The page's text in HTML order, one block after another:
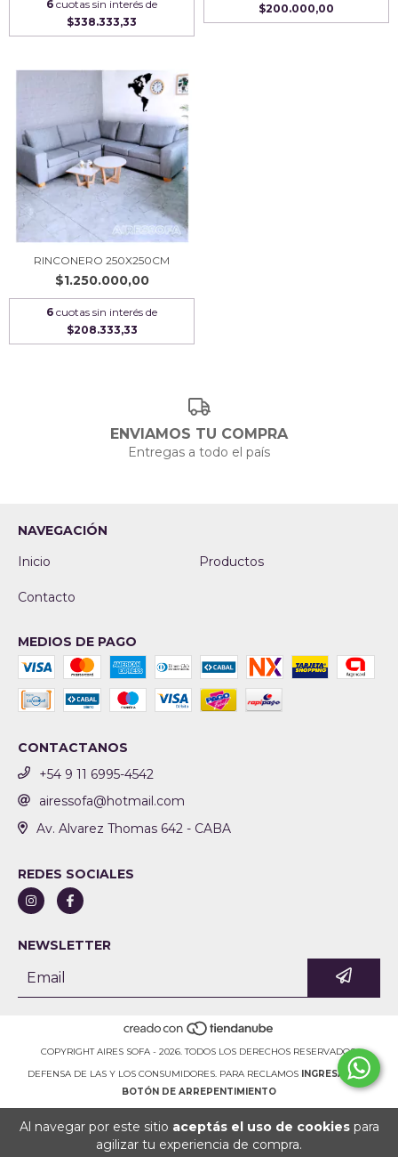
Al navegar por este sitio aceptás el uso de cookiespara
agilizar tu experiencia de compra.
6 cuotas sin interés de
$338.333,33
$200.000,00
RINCONERO 250X250CM
$1.250.000,00
6 cuotas sin interés de
$208.333,33
ENVIAMOS TU COMPRA
Entregas a todo el país
NAVEGACIÓN
Inicio
Productos
Contacto
MEDIOS DE PAGO
CONTACTANOS
+54 9 11 6995-4542
airessofa@hotmail.com
Av. Alvarez Thomas 642 - CABA
REDES SOCIALES
NEWSLETTER
COPYRIGHT AIRES SOFA - 2026. TODOS LOS DERECHOS RESERVADOS.
DEFENSA DE LAS Y LOS CONSUMIDORES. PARA RECLAMOS
INGRESÁ ACÁ.
BOTÓN DE ARREPENTIMIENTO